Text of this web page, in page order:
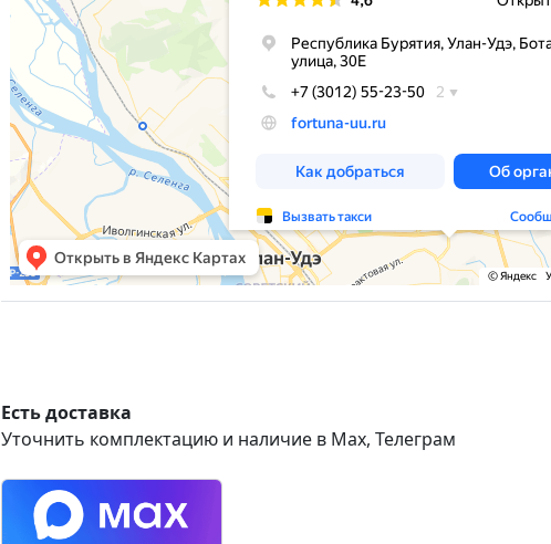
Есть доставка
Уточнить комплектацию и наличие в Max, Телеграм